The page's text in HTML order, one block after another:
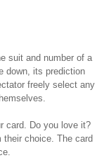
suit and number of a
down, its prediction
freely select any
card. Do you love it?
choice. The card